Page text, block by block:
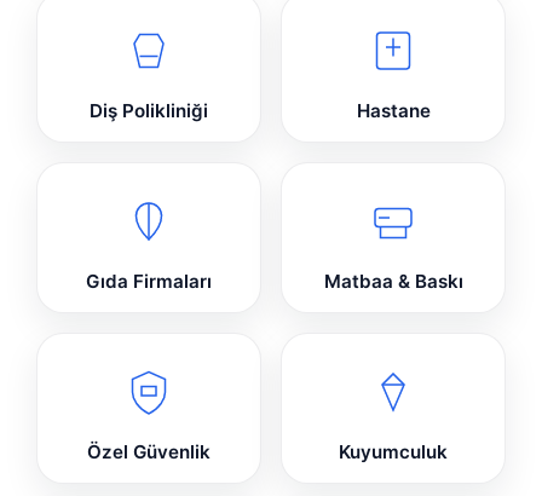
Diş Polikliniği Hastane
Gıda Firmaları Matbaa & Baskı
Özel Güvenlik Kuyumculuk